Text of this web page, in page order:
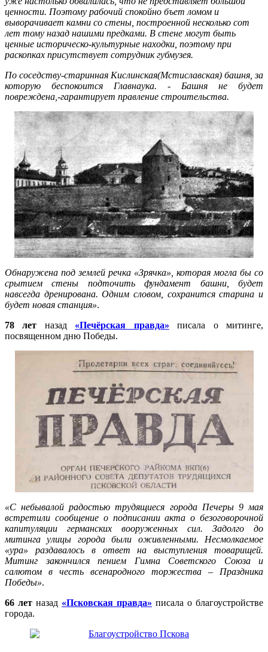
ценности. Поэтому рабочий спокойно бъет ломом и
выворачивает камни со стены, построенной несколько сот
лет тому назад нашими предками. В стене могут быть
ценные историческо-культурные находки, поэтому при
раскопках присутствует сотрудник губмузея.
По соседству-старинная Кислинская(Мстиславская) башня, за
которую беспокоится Главнаука. - Башня не будет
повреждена,-гарантирует правление строительства.
Обнаружена под землей речка «Зрячка», которая могла бы со
срытием стены подточить фундамент башни, будет
навсегда дренирована. Одним словом, сохранится старина и
будет новая станция».
78 лет назад «Печёрская правда» писала о митинге,
посвященном дню Победы.
«С небывалой радостью трудящиеся города Печеры 9 мая
встретили сообщение о подписании акта о безоговорочной
капитуляции германских вооруженных сил. Задолго до
митинга улицы города были оживленными. Несмолкаемое
«ура» раздавалось в ответ на выступления товарищей.
Митинг закончился пением Гимна Советского Союза и
салютом в честь всенародного торжества – Праздника
Победы».
66 лет назад «Псковская правда» писала о благоустройстве
города.